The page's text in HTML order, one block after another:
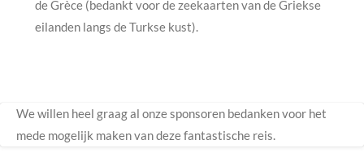
de Grèce (bedankt voor de zeekaarten van de Griekse
eilanden langs de Turkse kust).
We willen heel graag al onze sponsoren bedanken voor het
mede mogelijk maken van deze fantastische reis.